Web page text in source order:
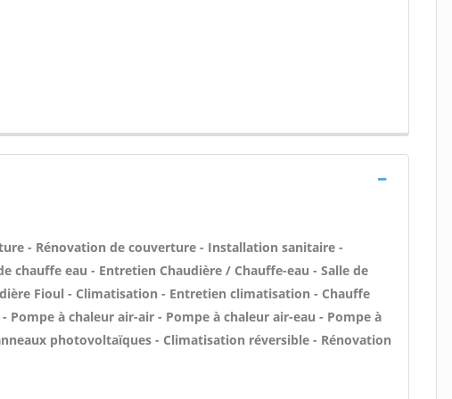
- Rénovation de couverture - Installation sanitaire -
chauffe eau - Entretien Chaudière / Chauffe-eau - Salle de
Fioul - Climatisation - Entretien climatisation - Chauffe
à chaleur air-air - Pompe à chaleur air-eau - Pompe à
photovoltaïques - Climatisation réversible - Rénovation